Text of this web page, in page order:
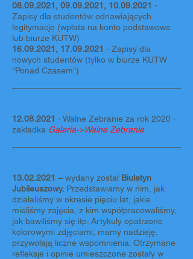
08.09.2021, 09.09.2021, 10.09.2021 -
Zapisy dla studentów odnawiających
legitymacje (wpłata na konto podstawowe
lub biurze KUTW)
16.09.2021, 17.09.2021 - Zapisy dla
nowych studentów (tylko w biurze KUTW
"Ponad Czasem")
12.08.2021 - Walne Zebranie za rok 2020 -
zakładka Galeria->Walne Zebranie
13.02.2021 –wydany został Biuletyn
Jubileuszowy. Przedstawiamy w nim, jak
działaliśmy w okresie pięciu lat, jakie
mieliśmy zajęcia, z kim współpracowaliśmy,
jak bawiliśmy się itp. Artykuły opatrzone
kolorowymi zdjęciami, mamy nadzieję,
przywołają liczne wspomnienia. Otrzymane
refleksje i opinie umieszczone zostały w